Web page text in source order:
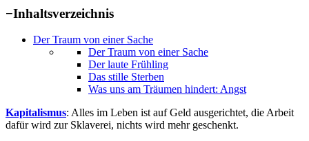
−Inhaltsverzeichnis
Der Traum von einer Sache
Der Traum von einer Sache
Der laute Frühling
Das stille Sterben
Was uns am Träumen hindert: Angst
Kapitalismus: Alles im Leben ist auf Geld ausgerichtet, die Arbeit
dafür wird zur Sklaverei, nichts wird mehr geschenkt.